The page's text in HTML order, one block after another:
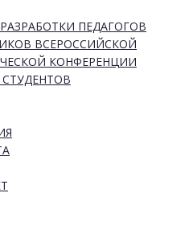
ПЕДАГОГОВ
ВСЕРОССИЙСКОЙ
КОНФЕРЕНЦИИ